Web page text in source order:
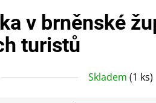
v brněnské
turistů
Skladem (1 ks)